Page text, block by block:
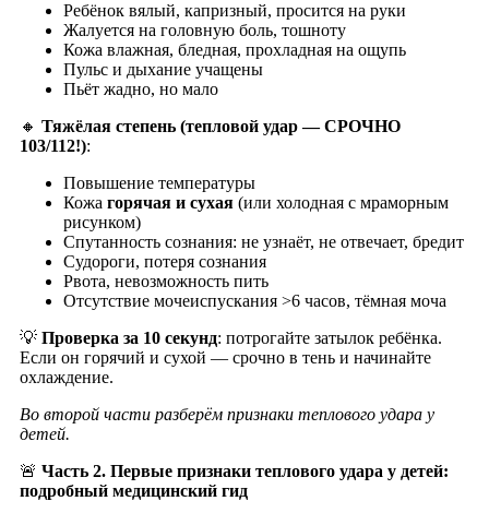
Ребёнок вялый, капризный, просится на руки
Жалуется на головную боль, тошноту
Кожа влажная, бледная, прохладная на ощупь
Пульс и дыхание учащены
Пьёт жадно, но мало
🔸 Тяжёлая степень (тепловой удар — СРОЧНО
103/112!):
Повышение температуры
Кожа горячая и сухая (или холодная с мраморным
рисунком)
Спутанность сознания: не узнаёт, не отвечает, бредит
Судороги, потеря сознания
Рвота, невозможность пить
Отсутствие мочеиспускания >6 часов, тёмная моча
💡 Проверка за 10 секунд: потрогайте затылок ребёнка.
Если он горячий и сухой — срочно в тень и начинайте
охлаждение.
Во второй части разберём признаки теплового удара у
детей.
🚨 Часть 2. Первые признаки теплового удара у детей:
подробный медицинский гид